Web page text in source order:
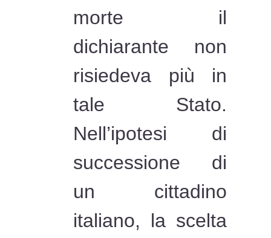
morte il
dichiarante non
risiedeva più in
tale Stato.
Nell’ipotesi di
successione di
un cittadino
italiano, la scelta